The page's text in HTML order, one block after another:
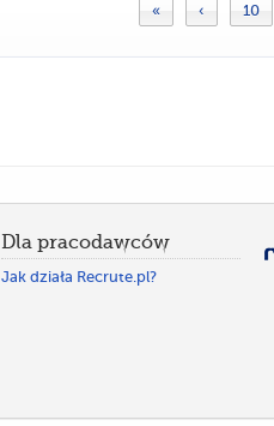
« ‹ 10
Dla pracodawców
Jak działa Recrute.pl?